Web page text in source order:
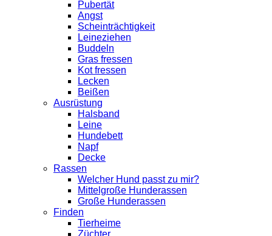
Pubertät
Angst
Scheinträchtigkeit
Leineziehen
Buddeln
Gras fressen
Kot fressen
Lecken
Beißen
Ausrüstung
Halsband
Leine
Hundebett
Napf
Decke
Rassen
Welcher Hund passt zu mir?
Mittelgroße Hunderassen
Große Hunderassen
Finden
Tierheime
Züchter